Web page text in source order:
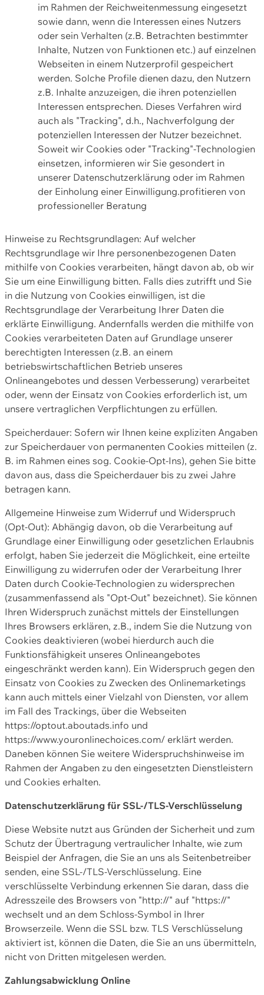
im Rahmen der Reichweitenmessung eingesetzt
sowie dann, wenn die Interessen eines Nutzers
oder sein Verhalten (z.B. Betrachten bestimmter
Inhalte, Nutzen von Funktionen etc.) auf einzelnen
Webseiten in einem Nutzerprofil gespeichert
werden. Solche Profile dienen dazu, den Nutzern
z.B. Inhalte anzuzeigen, die ihren potenziellen
Interessen entsprechen. Dieses Verfahren wird
auch als "Tracking", d.h., Nachverfolgung der
potenziellen Interessen der Nutzer bezeichnet.
Soweit wir Cookies oder "Tracking"-Technologien
einsetzen, informieren wir Sie gesondert in
unserer Datenschutzerklärung oder im Rahmen
der Einholung einer Einwilligung.profitieren von
professioneller Beratung
Hinweise zu Rechtsgrundlagen: Auf welcher
Rechtsgrundlage wir Ihre personenbezogenen Daten
mithilfe von Cookies verarbeiten, hängt davon ab, ob wir
Sie um eine Einwilligung bitten. Falls dies zutrifft und Sie
in die Nutzung von Cookies einwilligen, ist die
Rechtsgrundlage der Verarbeitung Ihrer Daten die
erklärte Einwilligung. Andernfalls werden die mithilfe von
Cookies verarbeiteten Daten auf Grundlage unserer
berechtigten Interessen (z.B. an einem
betriebswirtschaftlichen Betrieb unseres
Onlineangebotes und dessen Verbesserung) verarbeitet
oder, wenn der Einsatz von Cookies erforderlich ist, um
unsere vertraglichen Verpflichtungen zu erfüllen.
Speicherdauer: Sofern wir Ihnen keine expliziten Angaben
zur Speicherdauer von permanenten Cookies mitteilen (z.
B. im Rahmen eines sog. Cookie-Opt-Ins), gehen Sie bitte
davon aus, dass die Speicherdauer bis zu zwei Jahre
betragen kann.
Allgemeine Hinweise zum Widerruf und Widerspruch
(Opt-Out): Abhängig davon, ob die Verarbeitung auf
Grundlage einer Einwilligung oder gesetzlichen Erlaubnis
erfolgt, haben Sie jederzeit die Möglichkeit, eine erteilte
Einwilligung zu widerrufen oder der Verarbeitung Ihrer
Daten durch Cookie-Technologien zu widersprechen
(zusammenfassend als "Opt-Out" bezeichnet). Sie können
Ihren Widerspruch zunächst mittels der Einstellungen
Ihres Browsers erklären, z.B., indem Sie die Nutzung von
Cookies deaktivieren (wobei hierdurch auch die
Funktionsfähigkeit unseres Onlineangebotes
eingeschränkt werden kann). Ein Widerspruch gegen den
Einsatz von Cookies zu Zwecken des Onlinemarketings
kann auch mittels einer Vielzahl von Diensten, vor allem
im Fall des Trackings, über die Webseiten
https://optout.aboutads.info und
https://www.youronlinechoices.com/ erklärt werden.
Daneben können Sie weitere Widerspruchshinweise im
Rahmen der Angaben zu den eingesetzten Dienstleistern
und Cookies erhalten.
Datenschutzerklärung für SSL-/TLS-Verschlüsselung
Diese Website nutzt aus Gründen der Sicherheit und zum
Schutz der Übertragung vertraulicher Inhalte, wie zum
Beispiel der Anfragen, die Sie an uns als Seitenbetreiber
senden, eine SSL-/TLS-Verschlüsselung. Eine
verschlüsselte Verbindung erkennen Sie daran, dass die
Adresszeile des Browsers von "http://" auf "https://"
wechselt und an dem Schloss-Symbol in Ihrer
Browserzeile. Wenn die SSL bzw. TLS Verschlüsselung
aktiviert ist, können die Daten, die Sie an uns übermitteln,
nicht von Dritten mitgelesen werden.
Zahlungsabwicklung Online